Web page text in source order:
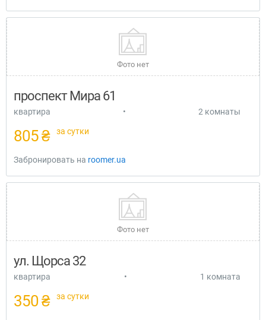
Фото нет
проспект Мира 61
квартира • 2 комнаты
805 ₴ за сутки
Забронировать на roomer.ua
Фото нет
ул. Щорса 32
квартира • 1 комната
350 ₴ за сутки